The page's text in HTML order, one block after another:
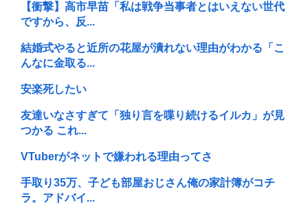
【衝撃】高市早苗「私は戦争当事者とはいえない世代
ですから、反...
結婚式やると近所の花屋が潰れない理由がわかる「こ
んなに金取る...
安楽死したい
友達いなさすぎて「独り言を喋り続けるイルカ」が見
つかる これ...
VTuberがネットで嫌われる理由ってさ
手取り35万、子ども部屋おじさん俺の家計簿がコチ
ラ。アドバイ...